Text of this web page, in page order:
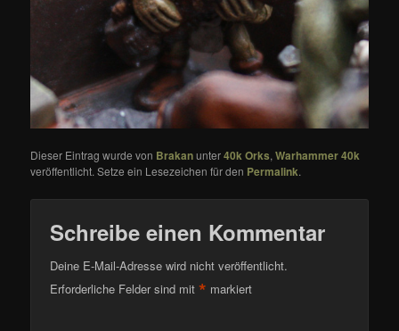
Dieser Eintrag wurde von Brakanunter40k Orks,Warhammer 40k
veröffentlicht. Setze ein Lesezeichen für den Permalink.
Schreibe einen Kommentar
Deine E-Mail-Adresse wird nicht veröffentlicht.
Erforderliche Felder sind mit* markiert